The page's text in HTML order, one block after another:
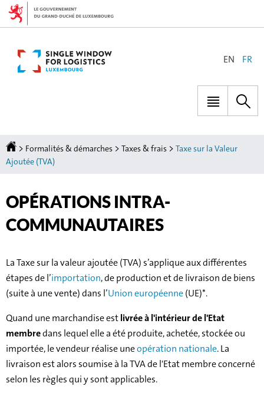
Aller
Aller
principal
EN FR
Accueil
> Formalités & démarches > Taxes & frais > Taxe sur la Valeur
Ajoutée (TVA)
OPÉRATIONS INTRA-
COMMUNAUTAIRES
La Taxe sur la valeur ajoutée (TVA) s’applique aux différentes
étapes de l’importation, de production et de livraison de biens
(suite à une vente) dans l’Union européenne(UE)*.
Quand une marchandise estlivrée à l'intérieur de l'Etat
membredans lequel elle a été produite, achetée, stockée ou
importée, le vendeur réalise uneopération nationale. La
livraison est alors soumise à la TVA de l'Etat membre concerné
selon les règles qui y sont applicables.